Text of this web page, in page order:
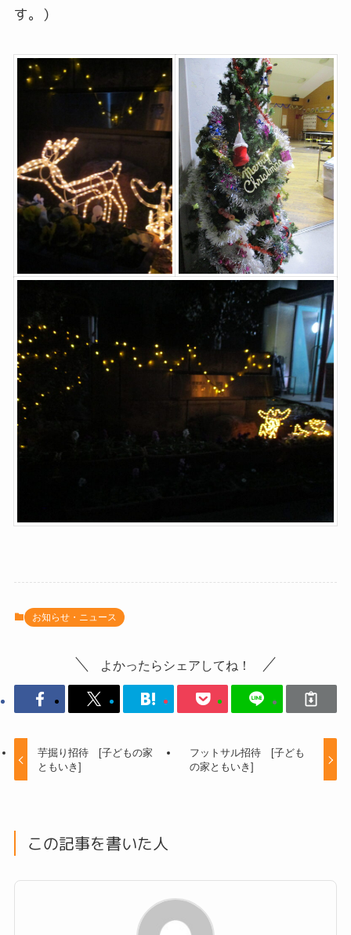
す。）
お知らせ・ニュース
よかったらシェアしてね！
芋掘り招待 [子どもの家
ともいき]
フットサル招待 [子ども
の家ともいき]
この記事を書いた人